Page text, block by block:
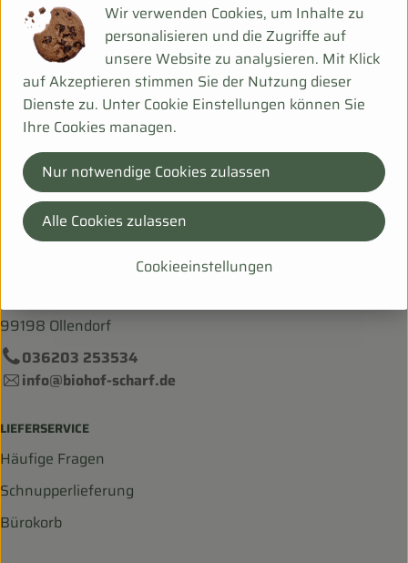
Herkunft
Hersteller: Biohof Scharf
Mehr Info
Bei Fragen helfen wir Dir gerne weiter!
99198 Ollendorf
036203 253534
info@biohof-scharf.de
LIEFERSERVICE
Häufige Fragen
Schnupperlieferung
Bürokorb
Wir verwenden Cookies, um Inhalte zu
personalisieren und die Zugriffe auf
unsere Website zu analysieren. Mit Klick
auf Akzeptieren stimmen Sie der Nutzung dieser
Dienste zu. Unter Cookie Einstellungen können Sie
Ihre Cookies managen.
Cookieeinstellungen
Nur notwendige Cookies zulassen
Alle Cookies zulassen